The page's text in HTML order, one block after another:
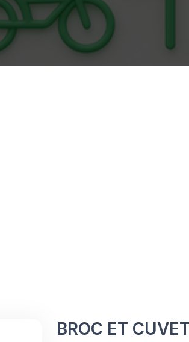
BROC ET